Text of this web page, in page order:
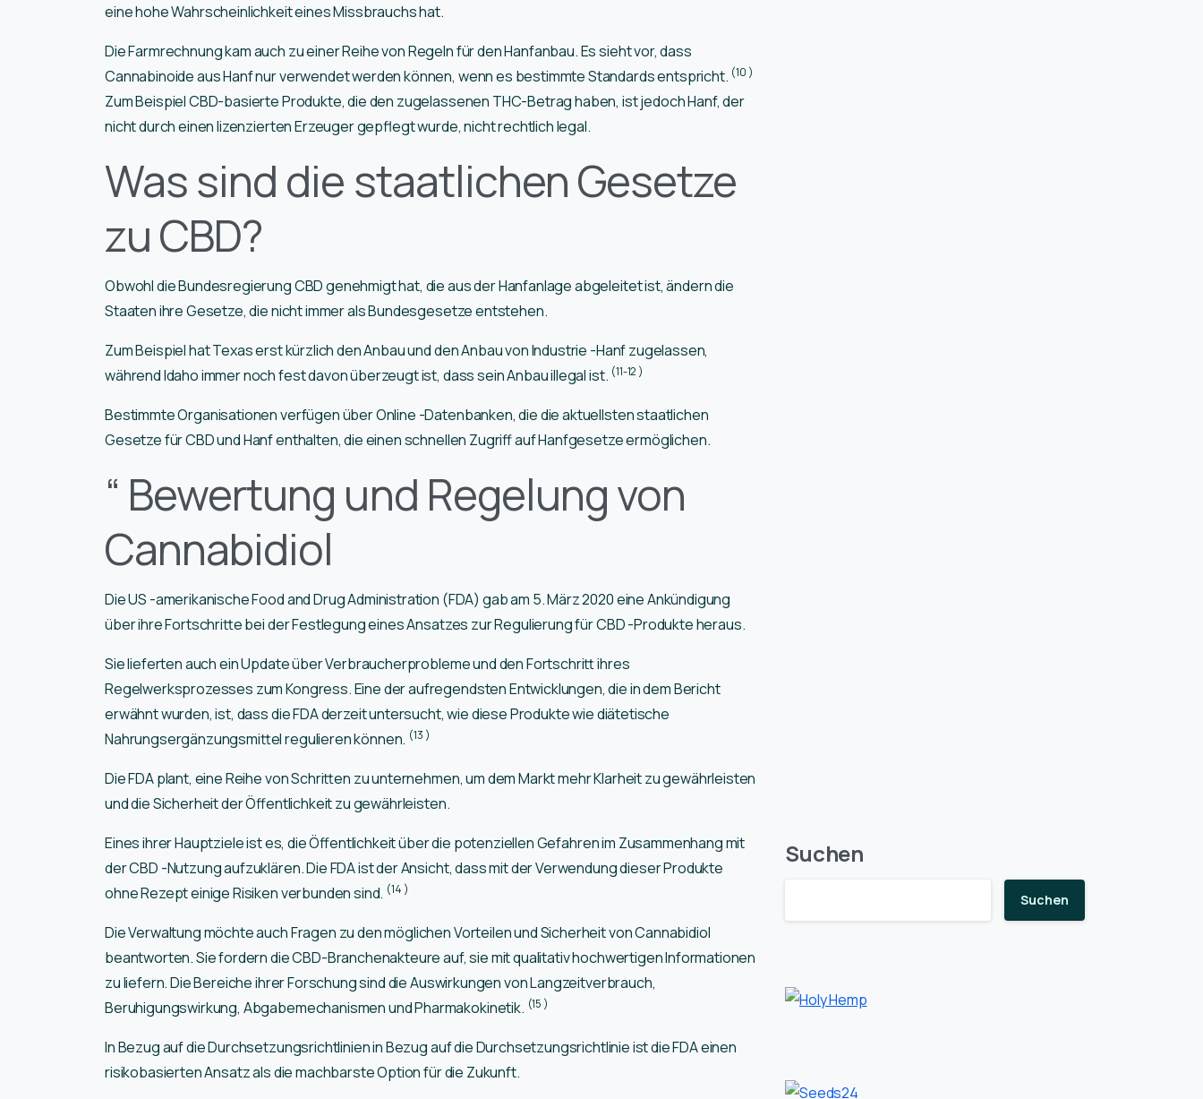
eine hohe Wahrscheinlichkeit eines Missbrauchs hat.
Die Farmrechnung kam auch zu einer Reihe von Regeln für den Hanfanbau. Es sieht vor, dass
Cannabinoide aus Hanf nur verwendet werden können, wenn es bestimmte Standards entspricht. (10 )
Zum Beispiel CBD-basierte Produkte, die den zugelassenen THC-Betrag haben, ist jedoch Hanf, der
nicht durch einen lizenzierten Erzeuger gepflegt wurde, nicht rechtlich legal.
Was sind die staatlichen Gesetze
zu CBD?
Obwohl die Bundesregierung CBD genehmigt hat, die aus der Hanfanlage abgeleitet ist, ändern die
Staaten ihre Gesetze, die nicht immer als Bundesgesetze entstehen.
Zum Beispiel hat Texas erst kürzlich den Anbau und den Anbau von Industrie -Hanf zugelassen,
während Idaho immer noch fest davon überzeugt ist, dass sein Anbau illegal ist. (11-12 )
Bestimmte Organisationen verfügen über Online -Datenbanken, die die aktuellsten staatlichen
Gesetze für CBD und Hanf enthalten, die einen schnellen Zugriff auf Hanfgesetze ermöglichen.
“ Bewertung und Regelung von
Cannabidiol
Die US -amerikanische Food and Drug Administration (FDA) gab am 5. März 2020 eine Ankündigung
über ihre Fortschritte bei der Festlegung eines Ansatzes zur Regulierung für CBD -Produkte heraus.
Sie lieferten auch ein Update über Verbraucherprobleme und den Fortschritt ihres
Regelwerksprozesses zum Kongress. Eine der aufregendsten Entwicklungen, die in dem Bericht
erwähnt wurden, ist, dass die FDA derzeit untersucht, wie diese Produkte wie diätetische
Nahrungsergänzungsmittel regulieren können. (13 )
Die FDA plant, eine Reihe von Schritten zu unternehmen, um dem Markt mehr Klarheit zu gewährleisten
und die Sicherheit der Öffentlichkeit zu gewährleisten.
Eines ihrer Hauptziele ist es, die Öffentlichkeit über die potenziellen Gefahren im Zusammenhang mit
der CBD -Nutzung aufzuklären. Die FDA ist der Ansicht, dass mit der Verwendung dieser Produkte
ohne Rezept einige Risiken verbunden sind. (14 )
Die Verwaltung möchte auch Fragen zu den möglichen Vorteilen und Sicherheit von Cannabidiol
beantworten. Sie fordern die CBD-Branchenakteure auf, sie mit qualitativ hochwertigen Informationen
zu liefern. Die Bereiche ihrer Forschung sind die Auswirkungen von Langzeitverbrauch,
Beruhigungswirkung, Abgabemechanismen und Pharmakokinetik. (15 )
In Bezug auf die Durchsetzungsrichtlinien in Bezug auf die Durchsetzungsrichtlinie ist die FDA einen
risikobasierten Ansatz als die machbarste Option für die Zukunft.
Suchen
Suchen